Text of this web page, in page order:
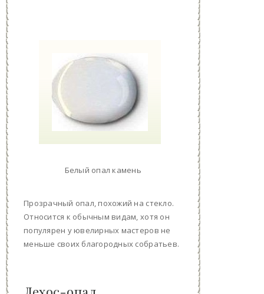
Белый опал камень
Прозрачный опал, похожий на стекло.
Относится к обычным видам, хотя он
популярен у ювелирных мастеров не
меньше своих благородных собратьев.